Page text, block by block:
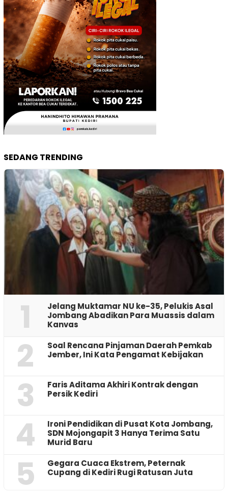
SEDANG TRENDING
1
Jelang Muktamar NU ke-35, Pelukis Asal
Jombang Abadikan Para Muassis dalam
Kanvas
2
‎Soal Rencana Pinjaman Daerah Pemkab
Jember, Ini Kata Pengamat Kebijakan ‎
3
Faris Aditama Akhiri Kontrak dengan
Persik Kediri
4
Ironi Pendidikan di Pusat Kota Jombang,
SDN Mojongapit 3 Hanya Terima Satu
Murid Baru
5
‎Gegara Cuaca Ekstrem, Peternak
Cupang di Kediri Rugi Ratusan Juta